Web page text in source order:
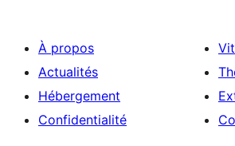
À propos
Actualités
Hébergement
Confidentialité